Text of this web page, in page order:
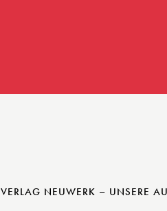
VERLAG NEUWERK – UNSERE